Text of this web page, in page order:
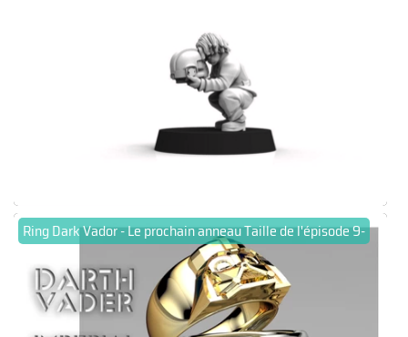
Ring Dark Vador - Le prochain anneau Taille de l'épisode 9-